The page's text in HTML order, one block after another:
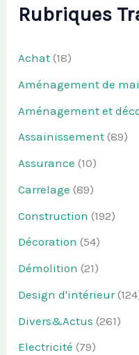
Rubriques
Achat (18)
Aménagement de
Aménagement et
Assainissement (89)
Assurance (10)
Carrelage (89)
Construction (192)
Décoration (54)
Démolition (21)
Design d'intérieur
Divers&Actus (261)
Electricité (79)